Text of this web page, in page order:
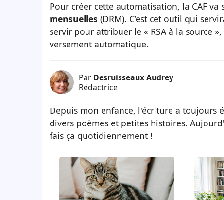
Pour créer cette automatisation, la CAF va
mensuelles (DRM). C’est cet outil qui
servir pour attribuer le « RSA à la source
versement automatique.
Par Desruisseaux Audrey
Rédactrice
Depuis mon enfance, l'écriture a toujours
divers poèmes et petites histoires.
fais ça quotidiennement !